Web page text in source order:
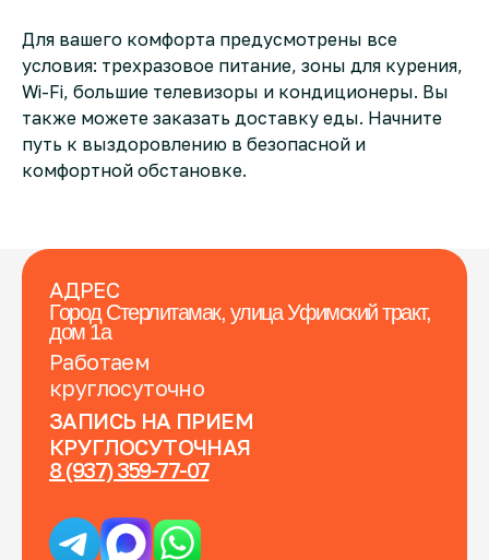
Для вашего комфорта предусмотрены все
условия: трехразовое питание, зоны для курения,
Wi-Fi, большие телевизоры и кондиционеры. Вы
также можете заказать доставку еды. Начните
путь к выздоровлению в безопасной и
комфортной обстановке.
АДРЕС
Город Стерлитамак, улица Уфимский тракт,
дом 1а
Работаем
круглосуточно
ЗАПИСЬ НА ПРИЕМ
КРУГЛОСУТОЧНАЯ
8 (937) 359-77-07